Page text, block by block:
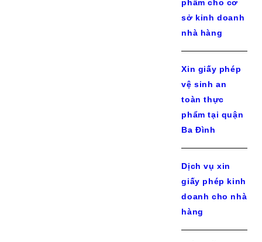
phẩm cho cơ
sở kinh doanh
nhà hàng
Xin giấy phép
vệ sinh an
toàn thực
phẩm tại quận
Ba Đình
Dịch vụ xin
giấy phép kinh
doanh cho nhà
hàng